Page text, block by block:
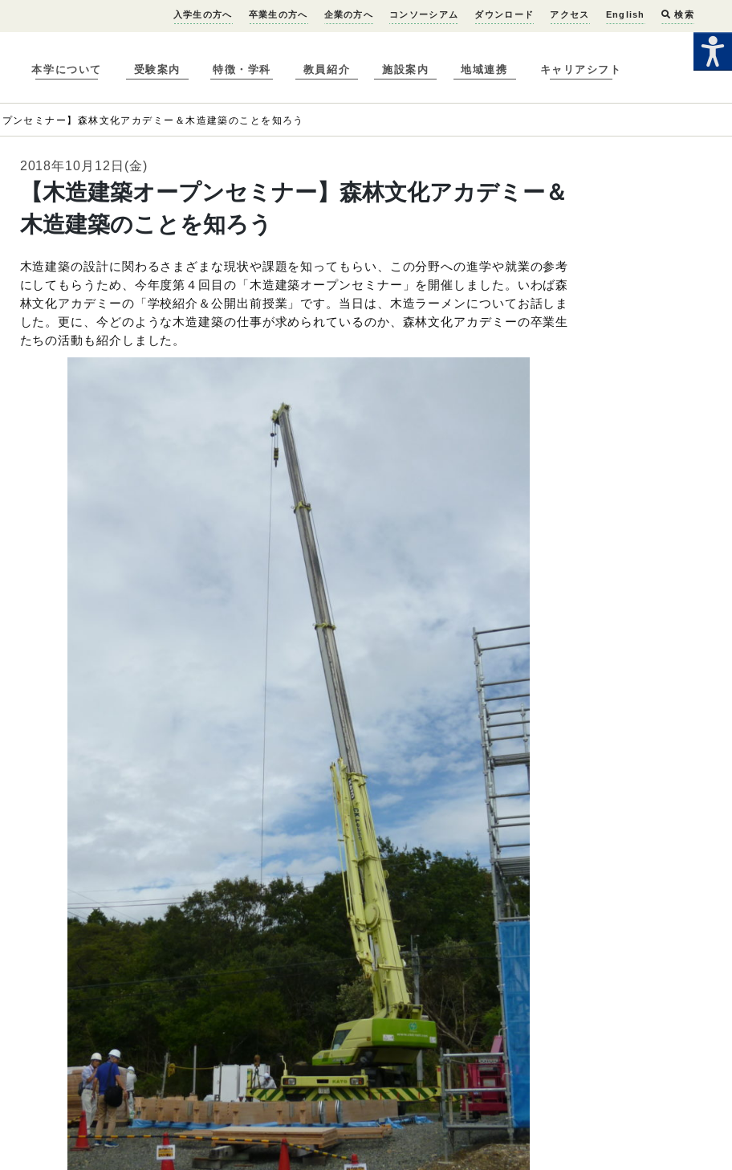
入学生の方へ 卒業生の方へ 企業の方へ コンソーシアム ダウンロード アクセス English 検索
本学について 受験案内 特徴・学科 教員紹介 施設案内 地域連携 キャリアシフト
プンセミナー】森林文化アカデミー＆木造建築のことを知ろう
2018年10月12日(金)
【木造建築オープンセミナー】森林文化アカデミー＆
木造建築のことを知ろう
木造建築の設計に関わるさまざまな現状や課題を知ってもらい、この分野への進学や就業の参考
にしてもらうため、今年度第４回目の「木造建築オープンセミナー」を開催しました。いわば森
林文化アカデミーの「学校紹介＆公開出前授業」です。当日は、木造ラーメンについてお話しま
した。更に、今どのような木造建築の仕事が求められているのか、森林文化アカデミーの卒業生
たちの活動も紹介しました。